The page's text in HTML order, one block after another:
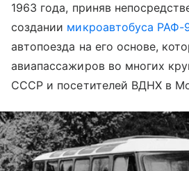
1963 года, приняв
создании микроавтобуса РАФ-
автопоезда на его основе,
авиапассажиров во многих
СССР и посетителей ВДНХ в